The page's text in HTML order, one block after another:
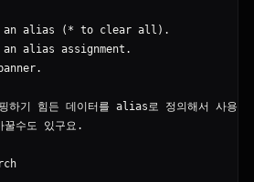
alias (* to clear all).
alias assignment.
하기 힘든 데이터를 alias로 정의해서 사용하
꿀수도 있구요.